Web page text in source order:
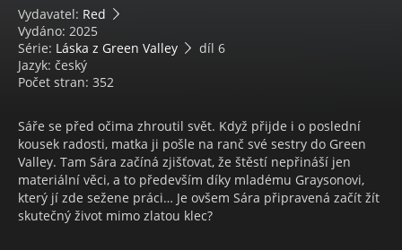
Vydavatel: Red
Vydáno: 2025
Série: Láska z Green Valley
díl 6
Jazyk: český
Počet stran: 352
Sáře se před očima zhroutil svět. Když přijde i o poslední
kousek radosti, matka ji pošle na ranč své sestry do Green
Valley. Tam Sára začíná zjišťovat, že štěstí nepřináší jen
materiální věci, a to především díky mladému Graysonovi,
který jí zde sežene práci… Je ovšem Sára připravená začít žít
skutečný život mimo zlatou klec?